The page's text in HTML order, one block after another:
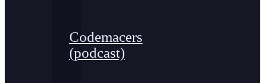
Codemacers
(podcast)